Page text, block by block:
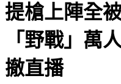
提槍上陣全
「野戰」
撤直播